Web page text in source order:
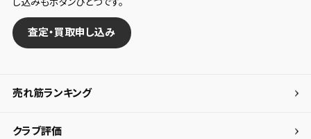
査定・買取申し込み
売れ筋ランキング
クラブ評価